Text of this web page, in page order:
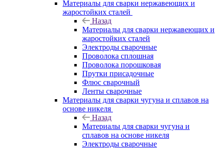
Материалы для сварки нержавеющих и
жаростойких сталей
Назад
Материалы для сварки нержавеющих и
жаростойких сталей
Электроды сварочные
Проволока сплошная
Проволока порошковая
Прутки присадочные
Флюс сварочный
Ленты сварочные
Материалы для сварки чугуна и сплавов на
основе никеля
Назад
Материалы для сварки чугуна и
сплавов на основе никеля
Электроды сварочные